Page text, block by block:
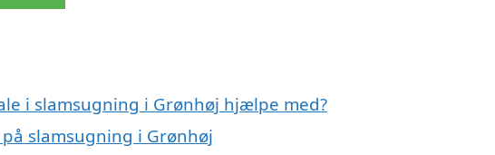
i slamsugning i Grønhøj hjælpe med?
slamsugning i Grønhøj